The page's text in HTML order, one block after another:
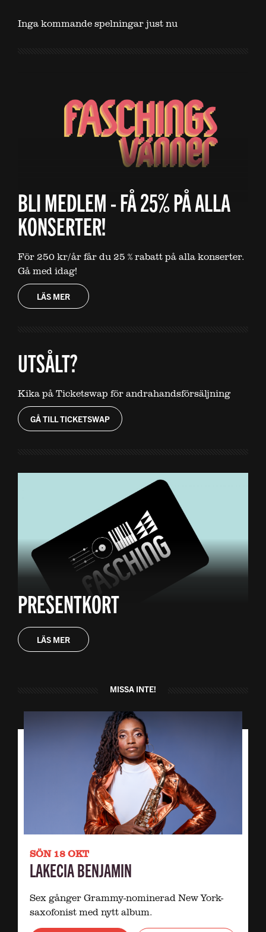
Inga kommande spelningar just nu
BLI MEDLEM - FÅ 25% PÅ ALLA
KONSERTER!
För 250 kr/år får du 25 % rabatt på alla konserter.
Gå med idag!
LÄS MER
UTSÅLT?
Kika på Ticketswap för andrahandsförsäljning
GÅ TILL TICKETSWAP
PRESENTKORT
LÄS MER
MISSA INTE!
SÖN 18 OKT
LAKECIA BENJAMIN
Sex gånger Grammy-nominerad New York-
saxofonist med nytt album.